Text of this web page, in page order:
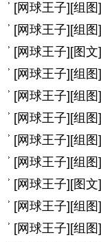
[网球王子] [组图]
[网球王子] [组图]
[网球王子] [图文]
[网球王子] [组图]
[网球王子] [组图]
[网球王子] [组图]
[网球王子] [组图]
[网球王子] [组图]
[网球王子] [图文]
[网球王子] [组图]
[网球王子] [组图]